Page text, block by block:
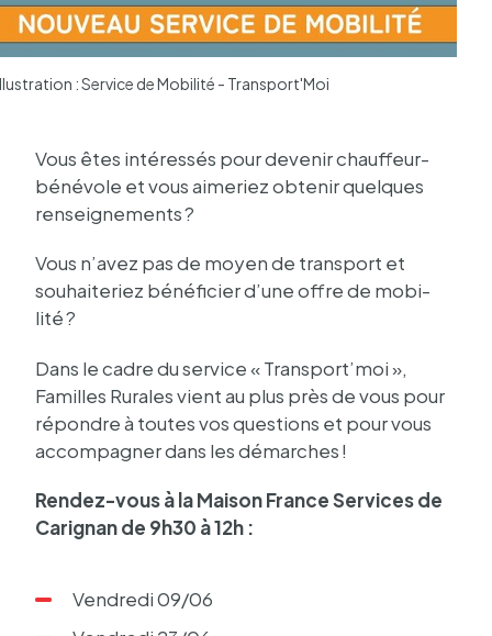
: Service de Mobilité - Transport'Moi
Vous êtes inté­res­sés pour deve­nir chauf­feur-
béné­vole et vous aime­riez obte­nir quelques
rensei­gne­ments ?
Vous n’avez pas de moyen de trans­port et
souhai­te­riez béné­fi­cier d’une offre de mobi­
lité ?
Dans le cadre du service « Trans­port’­moi »,
Familles Rurales vient au plus près de vous pour
répondre à toutes vos ques­tions et pour vous
accom­pa­gner dans les démarches !
Rendez-vous à la Maison France Services de
Cari­gnan de 9h30 à 12h :
Vendredi 09/06